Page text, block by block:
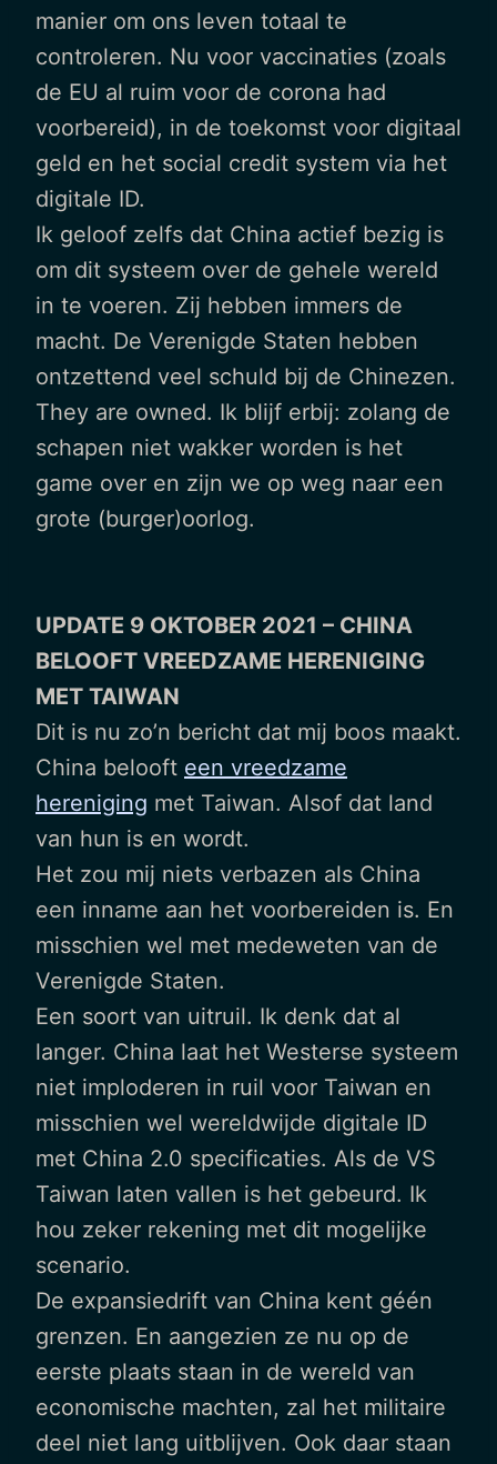
manier om ons leven totaal te
controleren. Nu voor vaccinaties (zoals
de EU al ruim voor de corona had
voorbereid), in de toekomst voor digitaal
geld en het social credit system via het
digitale ID.
Ik geloof zelfs dat China actief bezig is
om dit systeem over de gehele wereld
in te voeren. Zij hebben immers de
macht. De Verenigde Staten hebben
ontzettend veel schuld bij de Chinezen.
They are owned. Ik blijf erbij: zolang de
schapen niet wakker worden is het
game over en zijn we op weg naar een
grote (burger)oorlog.
UPDATE 9 OKTOBER 2021 – CHINA
BELOOFT VREEDZAME HERENIGING
MET TAIWAN
Dit is nu zo’n bericht dat mij boos maakt.
China belooft een vreedzame
hereniging met Taiwan. Alsof dat land
van hun is en wordt.
Het zou mij niets verbazen als China
een inname aan het voorbereiden is. En
misschien wel met medeweten van de
Verenigde Staten.
Een soort van uitruil. Ik denk dat al
langer. China laat het Westerse systeem
niet imploderen in ruil voor Taiwan en
misschien wel wereldwijde digitale ID
met China 2.0 specificaties. Als de VS
Taiwan laten vallen is het gebeurd. Ik
hou zeker rekening met dit mogelijke
scenario.
De expansiedrift van China kent géén
grenzen. En aangezien ze nu op de
eerste plaats staan in de wereld van
economische machten, zal het militaire
deel niet lang uitblijven. Ook daar staan